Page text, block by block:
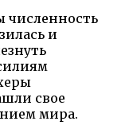
численность
и
свое
мира.